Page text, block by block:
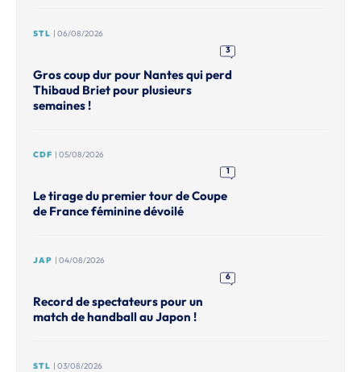
STL | 06/08/2026
3
Gros coup dur pour Nantes qui perd
Thibaud Briet pour plusieurs
semaines !
CDF | 05/08/2026
1
Le tirage du premier tour de Coupe
de France féminine dévoilé
JAP | 04/08/2026
6
Record de spectateurs pour un
match de handball au Japon !
STL | 03/08/2026